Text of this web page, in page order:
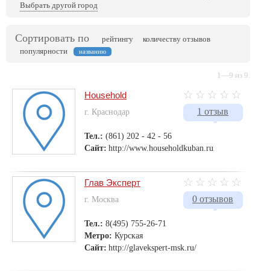
Выбрать другой город
Сортировать по рейтингу
количеству отзывов
популярности
названию
1—9 из 9.
1 отзыв
Household
г. Краснодар
Тел.: (861) 202 - 42 - 56
Сайт: http://www.householdkuban.ru
0 отзывов
Глав Эксперт
г. Москва
Тел.: 8(495) 755-26-71
Метро: Курская
Сайт: http://glavekspert-msk.ru/